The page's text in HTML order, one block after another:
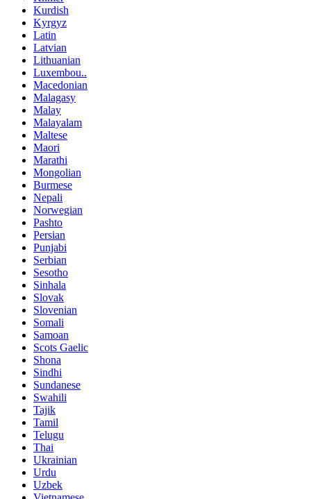
Kurdish
Kyrgyz
Latin
Latvian
Lithuanian
Luxembou..
Macedonian
Malagasy
Malay
Malayalam
Maltese
Maori
Marathi
Mongolian
Burmese
Nepali
Norwegian
Pashto
Persian
Punjabi
Serbian
Sesotho
Sinhala
Slovak
Slovenian
Somali
Samoan
Scots Gaelic
Shona
Sindhi
Sundanese
Swahili
Tajik
Tamil
Telugu
Thai
Ukrainian
Urdu
Uzbek